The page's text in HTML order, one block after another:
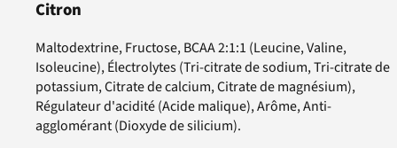
Citron
Maltodextrine, Fructose, BCAA 2:1:1 (Leucine, Valine,
Isoleucine), Électrolytes (Tri-citrate de sodium, Tri-citrate de
potassium, Citrate de calcium, Citrate de magnésium),
Régulateur d'acidité (Acide malique), Arôme, Anti-
agglomérant (Dioxyde de silicium).